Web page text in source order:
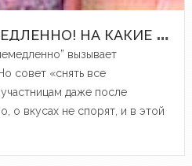
С
НИМИТЕ ЭТО НЕМЕДЛЕННО! НА КАКИЕ ВЕЩИ ТРАТЯТ ДЕНЬГИ В ПРОГРАММЕ
вызывает
совет «снять все
даже после
о вкусах не спорят, и в этой